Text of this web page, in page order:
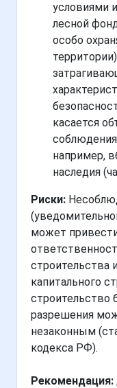
условиями
лесной
особо
касается
например,
наследия
Риски:
может
строительства
капитального
строительство
разрешения
незаконным
кодекса РФ).
Рекомендация: